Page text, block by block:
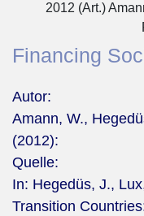
2012 (Art.)
Financing
Autor:
Amann, W.,
(2012):
Quelle:
In: Hegedüs, J.,
Transition